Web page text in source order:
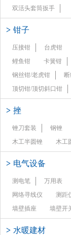
双活头套筒扳手
> 钳子
压接钳 台虎钳
鲤鱼钳
卡簧钳
钢丝钳/老虎钳
顶切钳/顶切斜口钳
> 挫
锉刀套装 钢锉
木工半圆锉
木工
> 电气设备
测电笔 万用表
网络寻线仪
测距
墙壁插座
墙壁开
> 水暖建材